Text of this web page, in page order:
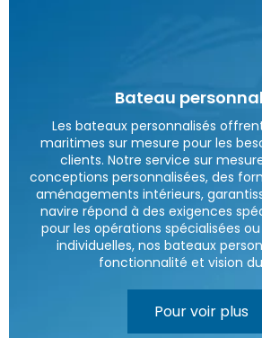
Bateau
Les bateaux personnalisés
maritimes sur mesure pour les
clients. Notre service sur
conceptions personnalisées, des
aménagements intérieurs,
navire répond à des exigences
pour les opérations spécialisées
individuelles, nos bateaux
fonctionnalité et vision
Pour voir plus